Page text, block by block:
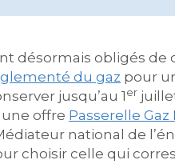
désormais obligés de
du gaz pour
jusqu’au 1 er
offre Passerelle Gaz
national de
choisir celle qui